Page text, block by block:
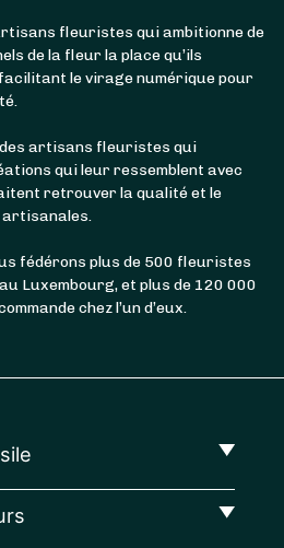
fleuristes qui ambitionne de
de la fleur la place qu’ils
le virage numérique pour
artisans fleuristes qui
qui leur ressemblent avec
retrouver la qualité et le
fédérons plus de 500 fleuristes
Luxembourg, et plus de 120 000
chez l’un d’eux.